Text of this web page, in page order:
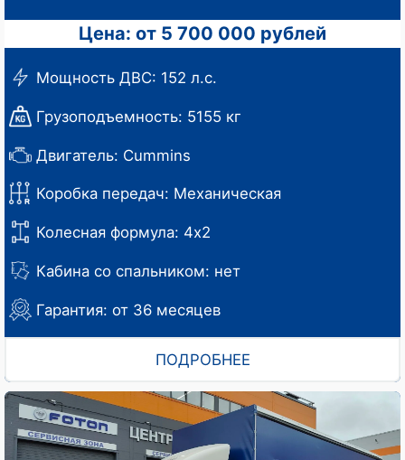
Цена: от 5 700 000 рублей
Мощность ДВС: 152 л.с.
Грузоподъемность: 5155 кг
Двигатель: Cummins
Коробка передач: Механическая
Колесная формула: 4х2
Кабина со спальником: нет
Гарантия: от 36 месяцев
ПОДРОБНЕЕ